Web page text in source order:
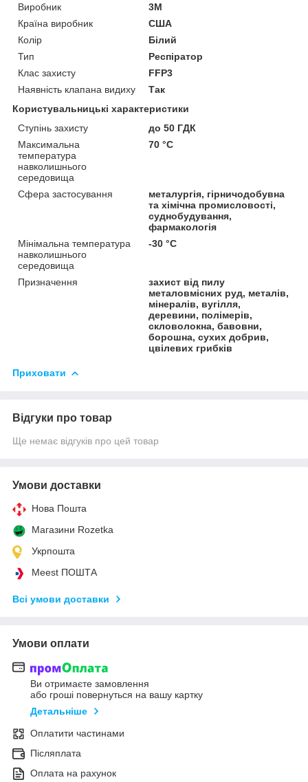
Виробник
3М
Країна виробник
США
Колір
Білий
Тип
Респіратор
Клас захисту
FFP3
Наявність клапана видиху
Так
Користувальницькі характеристики
Ступінь захисту
до 50 ГДК
Максимальна
температура
навколишнього
середовища
70 °C
Сфера застосування
металургія, гірничодобувна
та хімічна промисловості,
суднобудування,
фармакологія
Мінімальна температура
навколишнього
середовища
-30 °C
Призначення
захист від пилу
металовмісних руд, металів,
мінералів, вугілля,
деревини, полімерів,
скловолокна, бавовни,
борошна, сухих добрив,
цвілевих грибків
Приховати
Відгуки про товар
Ще немає відгуків про цей товар
Умови доставки
Нова Пошта
Магазини Rozetka
Укрпошта
Meest ПОШТА
Всі умови доставки
Умови оплати
Ви отримаєте замовлення
або гроші повернуться на вашу картку
Детальніше
Оплатити частинами
Післяплата
Оплата на рахунок